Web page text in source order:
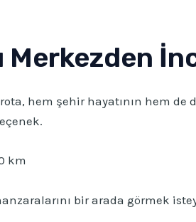
Merkezden
hem şehir hayatının hem
km
bir arada görmek